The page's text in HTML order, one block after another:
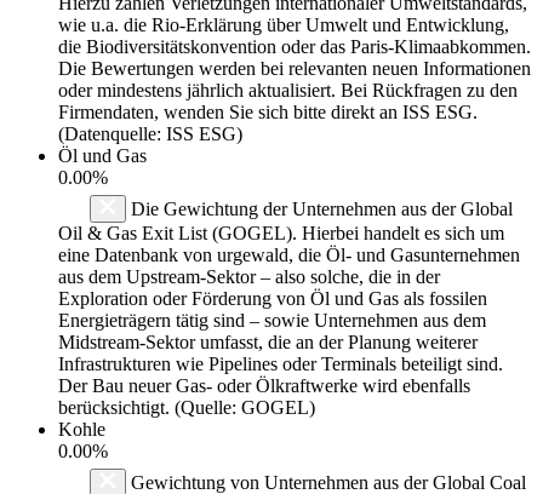
wie u.a. die Rio-Erklärung über Umwelt und Entwicklung,
die Biodiversitätskonvention oder das Paris-Klimaabkommen.
Die Bewertungen werden bei relevanten neuen Informationen
oder mindestens jährlich aktualisiert. Bei Rückfragen zu den
Firmendaten, wenden Sie sich bitte direkt an ISS ESG.
(Datenquelle: ISS ESG)
Öl und Gas
0.00%
Die Gewichtung der Unternehmen aus der Global
Oil & Gas Exit List (GOGEL). Hierbei handelt es sich um
eine Datenbank von urgewald, die Öl- und Gasunternehmen
aus dem Upstream-Sektor – also solche, die in der
Exploration oder Förderung von Öl und Gas als fossilen
Energieträgern tätig sind – sowie Unternehmen aus dem
Midstream-Sektor umfasst, die an der Planung weiterer
Infrastrukturen wie Pipelines oder Terminals beteiligt sind.
Der Bau neuer Gas- oder Ölkraftwerke wird ebenfalls
berücksichtigt. (Quelle: GOGEL)
Kohle
0.00%
Gewichtung von Unternehmen aus der Global Coal